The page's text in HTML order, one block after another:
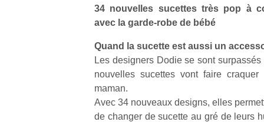
34 nouvelles sucettes très pop à
avec la garde-robe de bébé
Quand la sucette est aussi un
Les designers Dodie se sont
nouvelles sucettes vont faire
maman.
Avec 34 nouveaux designs, elles
de changer de sucette au gré de leurs
à
…